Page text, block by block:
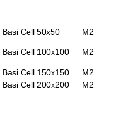
Basi Cell 50x50 M2
Basi Cell 100x100 M2
Basi Cell 150x150
M2
Basi Cell 200x200
M2